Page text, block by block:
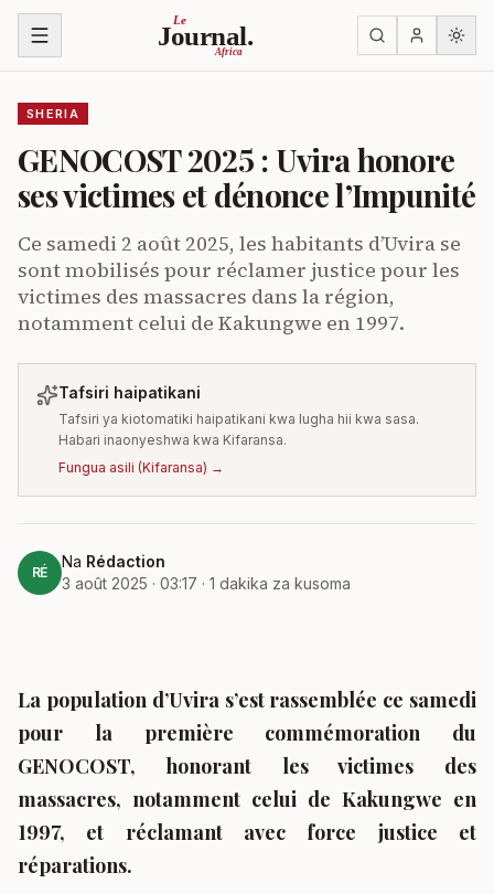
Ruka kwenye yaliyomo
Le
Journal.
Africa
SHERIA
GENOCOST 2025 : Uvira honore
ses victimes et dénonce l’Impunité
Ce samedi 2 août 2025, les habitants d’Uvira se
sont mobilisés pour réclamer justice pour les
victimes des massacres dans la région,
notamment celui de Kakungwe en 1997.
Tafsiri haipatikani
Tafsiri ya kiotomatiki haipatikani kwa lugha hii kwa sasa.
Habari inaonyeshwa kwa Kifaransa.
Fungua asili (Kifaransa) →
RÉ
Na Rédaction
3 août 2025 · 03:17 · 1 dakika za kusoma
La population d’Uvira s’est rassemblée ce samedi
pour la première commémoration du
GENOCOST, honorant les victimes des
massacres, notamment celui de Kakungwe en
1997, et réclamant avec force justice et
réparations.